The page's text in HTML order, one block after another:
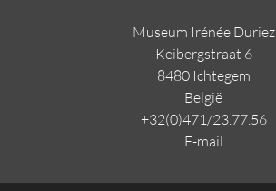
Museum Irénée Duriez
Keibergstraat 6
8480 Ichtegem
België
+32(0)471/23.77.56
E-mail